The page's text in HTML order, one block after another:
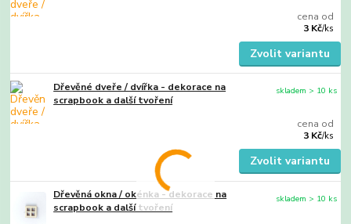
cena od
3 Kč/ks
Zvolit variantu
Dřevěné dveře / dvířka - dekorace na
scrapbook a další tvoření
cena od
3 Kč/ks
skladem > 10 ks
Zvolit variantu
Dřevěná okna / okénka - dekorace na
scrapbook a další tvoření
skladem > 10 ks